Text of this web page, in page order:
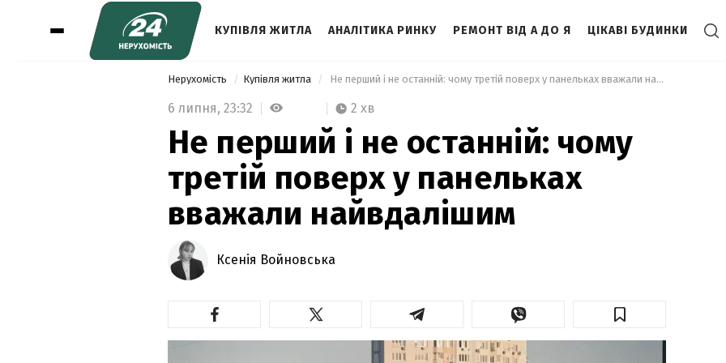
КУПІВЛЯ ЖИТЛА АНАЛІТИКА РИНКУ РЕМОНТ ВІД А ДО Я ЦІКАВІ БУДИНКИ
Нерухомість Купівля житла Не перший і не останній: чому третій поверх у панельках вважали найвдалішим
6 липня, 23:32 2 хв
Не перший і не останній: чому
третій поверх у панельках
вважали найвдалішим
Ксенія Войновська